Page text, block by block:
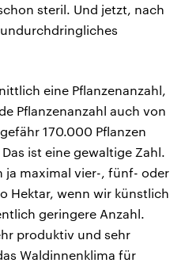
steril. Und jetzt, nach
eine Pflanzenanzahl,
Pflanzenanzahl auch von
170.000 Pflanzen
ist eine gewaltige Zahl.
ja maximal vier-, fünf- oder
Hektar, wenn wir künstlich
geringere Anzahl.
produktiv und sehr
Waldinnenklima für